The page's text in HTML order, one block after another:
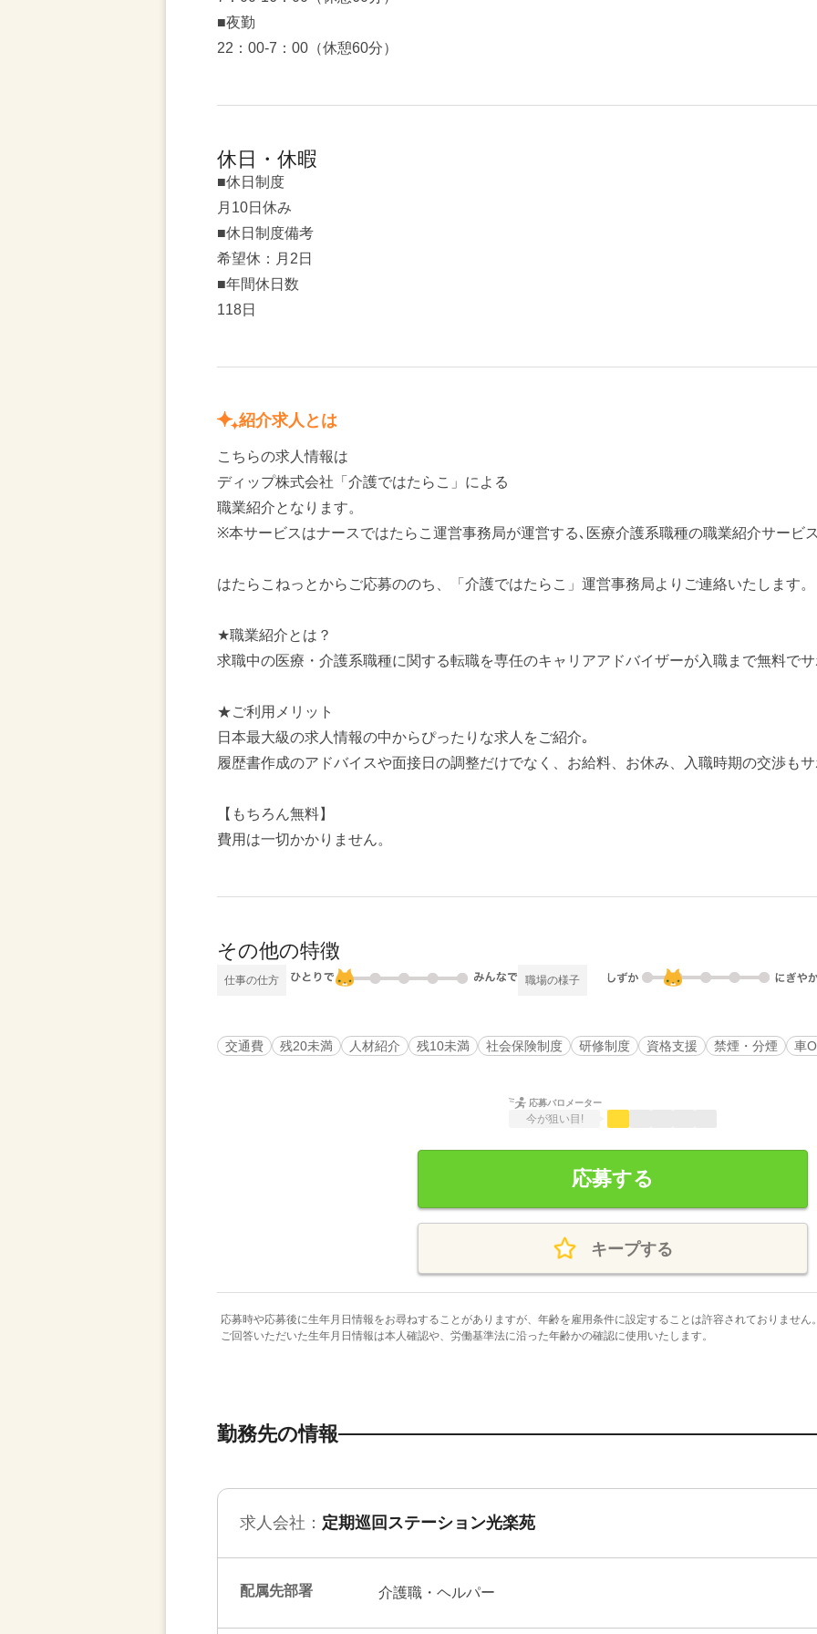
■夜勤
22：00-7：00（休憩60分）
休日・休暇
■休日制度
月10日休み
■休日制度備考
希望休：月2日
■年間休日数
118日
紹介求人とは
こちらの求人情報は
ディップ株式会社「介護ではたらこ」による
職業紹介となります。
※本サービスはナースではたらこ運営事務局が運営する､医療介護系職種の職業紹介サービ
はたらこねっとからご応募ののち、「介護ではたらこ」運営事務局よりご連絡いたします。
★職業紹介とは？
求職中の医療・介護系職種に関する転職を専任のキャリアアドバイザーが入職まで無料で
★ご利用メリット
日本最大級の求人情報の中からぴったりな求人をご紹介｡
履歴書作成のアドバイスや面接日の調整だけでなく、お給料、お休み、入職時期の交渉も
【もちろん無料】
費用は一切かかりません。
その他の特徴
仕事の仕方 職場の様子
交通費 残20未満 人材紹介 残10未満 社会保険制度 研修制度 資格支援 禁煙・分煙 車
応募バロメーター
今が狙い目!
応募する
キープする
応募時や応募後に生年月日情報をお尋ねすることがありますが、年齢を雇用条件に設定することは許容されておりません
ご回答いただいた生年月日情報は本人確認や、労働基準法に沿った年齢かの確認に使用いたします。
勤務先の情報
求人会社： 定期巡回ステーション光楽苑
配属先部署 介護職・ヘルパー